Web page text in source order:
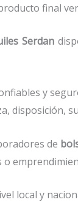
final
Serdan
y
disposición,
de
o
local y